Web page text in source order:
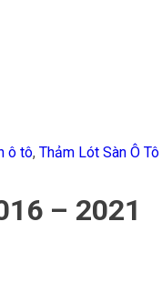
ô tô, Thảm Lót Sàn Ô
– 2021